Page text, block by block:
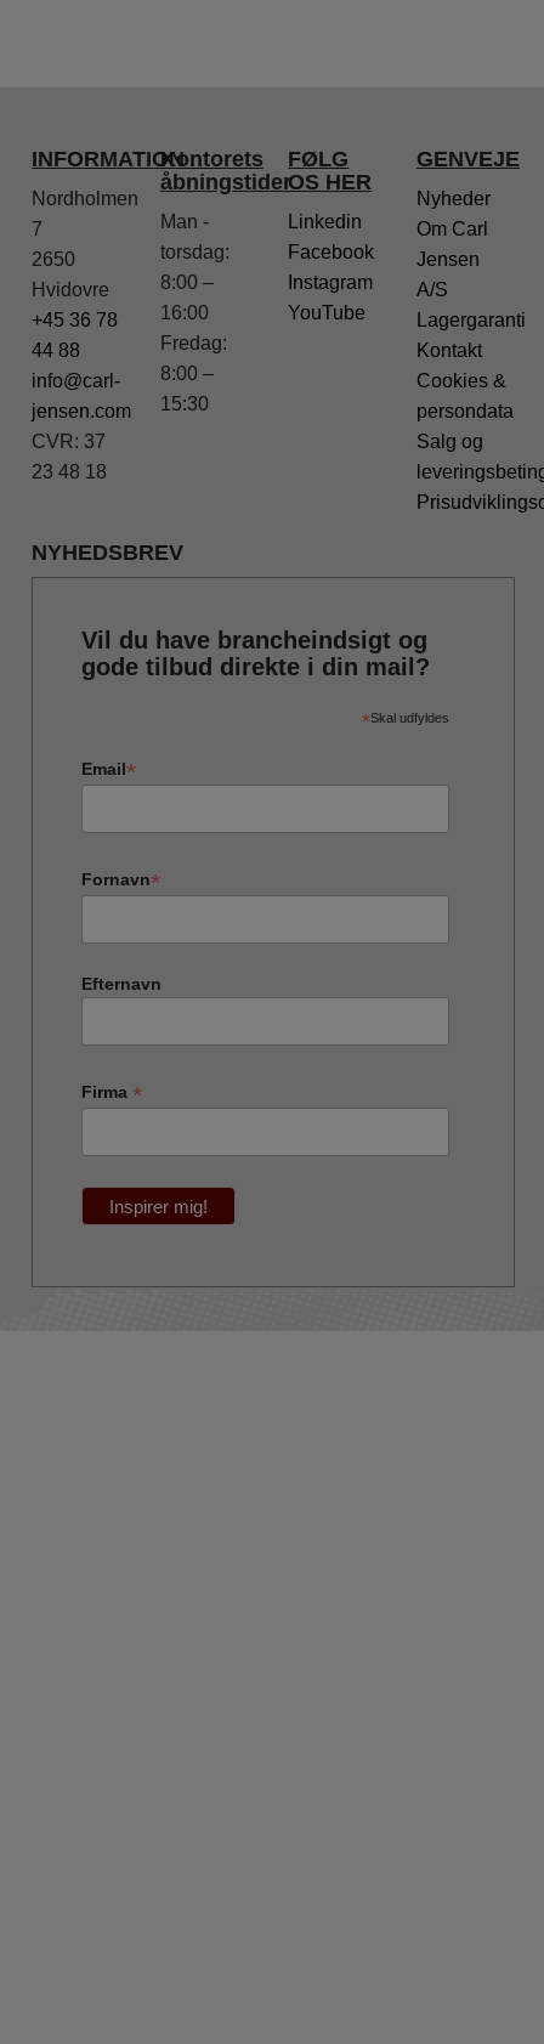
INFORMATION
Nordholmen
7
2650
Hvidovre
+45 36 78
44 88
info@carl-
jensen.com
CVR: 37
23 48 18
Kontorets
åbningstider
Man -
torsdag:
8:00 –
16:00
Fredag:
8:00 –
15:30
FØLG
OS HER
Linkedin
Facebook
Instagram
YouTube
GENVEJE
Nyheder
Om Carl
Jensen
A/S
Lagergaranti
Kontakt
Cookies &
persondata
Salg og
NYHEDSBREV
Vil du have brancheindsigt og
gode tilbud direkte i din mail?
*Skal udfyldes
Email*
Fornavn*
Efternavn
Firma*